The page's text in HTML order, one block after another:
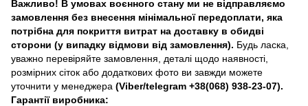
Важливо! В умовах воєнного стану ми не відправляємо
замовлення без внесення мінімальної передоплати, яка
потрібна для покриття витрат на доставку в обидві
сторони (у випадку відмови від замовлення). Будь ласка,
уважно перевіряйте замовлення, деталі щодо наявності,
розмірних сіток або додаткових фото ви завжди можете
уточнити у менеджера (Viber/telegram +38(068) 938-23-07).
Гарантії виробника: